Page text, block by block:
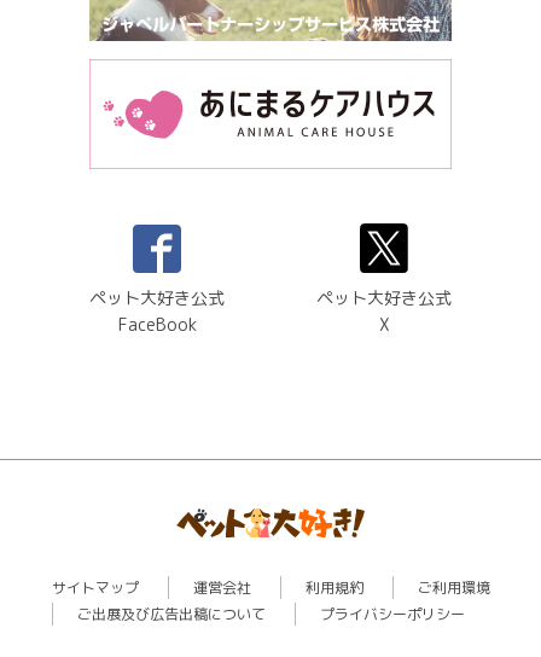
ペット大好き公式
FaceBook
ペット大好き公式
X
サイトマップ 運営会社 利用規約
ご利用環境
ご出展及び広告出稿について
プライバシーポリシー